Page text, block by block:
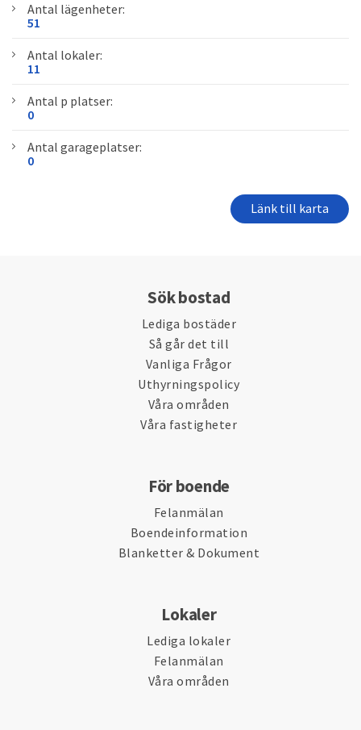
Antal lägenheter:
51
Antal lokaler:
11
Antal p platser:
0
Antal garageplatser:
0
Länk till karta
Sök bostad
Lediga bostäder
Så går det till
Vanliga Frågor
Uthyrningspolicy
Våra områden
Våra fastigheter
För boende
Felanmälan
Boendeinformation
Blanketter & Dokument
Lokaler
Lediga lokaler
Felanmälan
Våra områden